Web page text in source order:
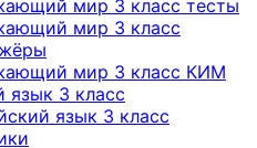
мир 3 класс тесты
мир 3 класс
мир 3 класс КИМ
язык 3 класс
язык 3 класс